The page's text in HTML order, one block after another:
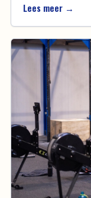
Lees meer →